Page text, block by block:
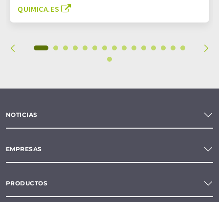
QUIMICA.ES
NOTICIAS
EMPRESAS
PRODUCTOS